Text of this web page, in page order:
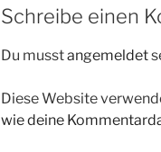
Schreibe einen
Du musstangemeldet
Diese Website
wie deine